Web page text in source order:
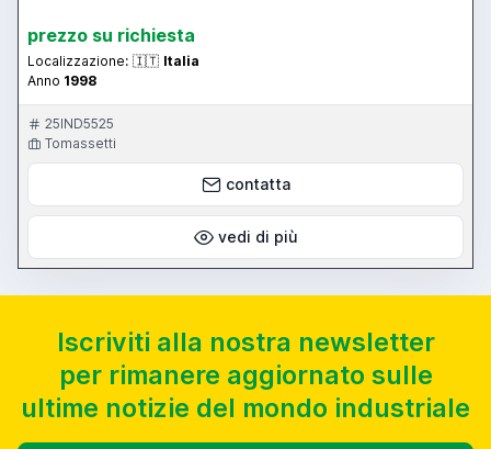
prezzo su richiesta
Localizzazione: 🇮🇹 Italia
Anno 1998
25IND5525
Tomassetti
contatta
vedi di più
Iscriviti alla nostra newsletter
per rimanere aggiornato sulle
ultime notizie del mondo industriale